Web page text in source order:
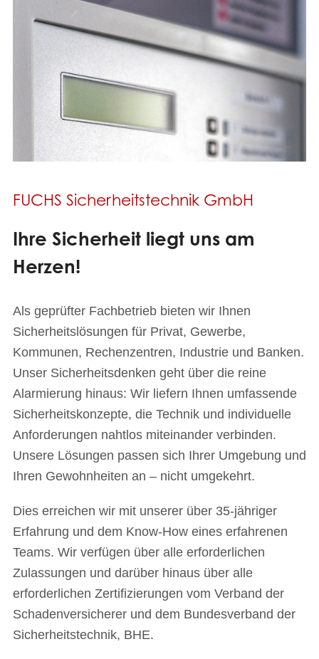
FUCHS Sicherheitstechnik GmbH
Ihre Sicherheit liegt uns am
Herzen!
Als geprüfter Fachbetrieb bieten wir Ihnen
Sicherheitslösungen für Privat, Gewerbe,
Kommunen, Rechenzentren, Industrie und Banken.
Unser Sicherheitsdenken geht über die reine
Alarmierung hinaus: Wir liefern Ihnen umfassende
Sicherheitskonzepte, die Technik und individuelle
Anforderungen nahtlos miteinander verbinden.
Unsere Lösungen passen sich Ihrer Umgebung und
Ihren Gewohnheiten an – nicht umgekehrt.
Dies erreichen wir mit unserer über 35-jähriger
Erfahrung und dem Know-How eines erfahrenen
Teams. Wir verfügen über alle erforderlichen
Zulassungen und darüber hinaus über alle
erforderlichen Zertifizierungen vom Verband der
Schadenversicherer und dem Bundesverband der
Sicherheitstechnik, BHE.